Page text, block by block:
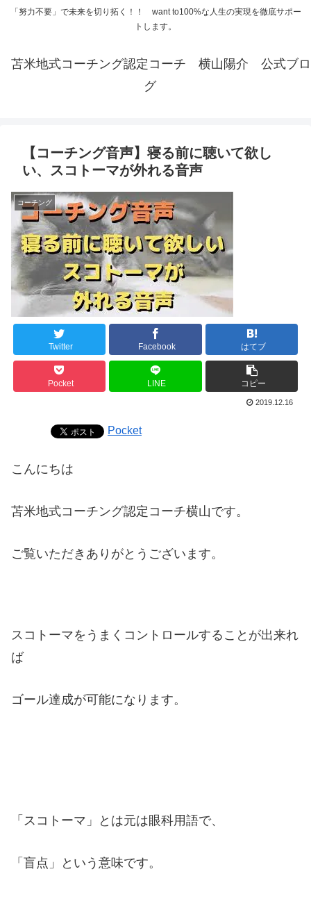
「努力不要」で未来を切り拓く！！ want to100%な人生の実現を徹底サポー
トします。
苫米地式コーチング認定コーチ 横山陽介 公式ブロ
グ
【コーチング音声】寝る前に聴いて欲し
い、スコトーマが外れる音声
コーチング
Twitter Facebook はてブ
Pocket LINE コピー
2019.12.16
Pocket
こんにちは
苫米地式コーチング認定コーチ横山です。
ご覧いただきありがとうございます。
スコトーマをうまくコントロールすることが出来れ
ば
ゴール達成が可能になります。
「スコトーマ」とは元は眼科用語で、
「盲点」という意味です。